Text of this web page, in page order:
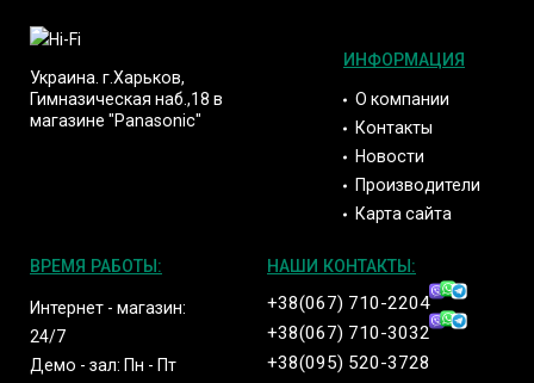
Украина. г.Харьков,
Гимназическая наб.,18 в
магазине "Panasonic"
ИНФОРМАЦИЯ
О компании
Контакты
Новости
Производители
Карта сайта
ВРЕМЯ РАБОТЫ:
Интернет - магазин:
24/7
Демо - зал: Пн - Пт
НАШИ КОНТАКТЫ:
+38(067) 710-2204
+38(067) 710-3032
+38(095) 520-3728